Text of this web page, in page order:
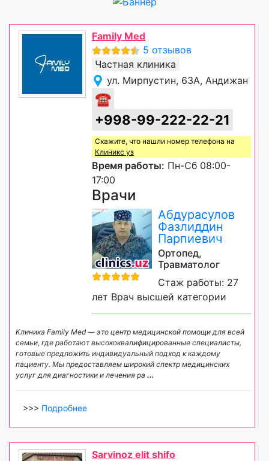
Family Med
5 отзывов
Частная клиника
ул. Мирпустин, 63А, Андижан
☎
+998-99-222-22-21
Скажите, что нашли номер телефона на
Клиникс уз
Время работы: Пн-Сб 08:00-
17:00
Врачи
Абдурасулов
Фазлиддин
Парпиевич
Ортопед,
Травматолог
Стаж работы: 27
лет Врач высшей категории
Клиника Family Med — это центр медицинской помощи для всей
семьи, где работают высококвалифицированные специалисты,
готовые предложить индивидуальный подход к каждому
пациенту. Мы предоставляем широкий спектр медицинских
услуг для диагностики и лечения ра ...
>>> Подробнее
Sarvinoz elit shifo